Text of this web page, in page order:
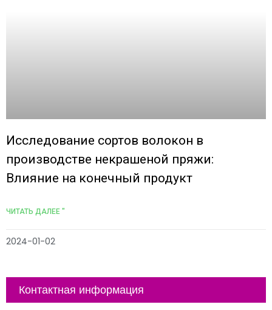
Исследование сортов волокон в
производстве некрашеной пряжи:
Влияние на конечный продукт
ЧИТАТЬ ДАЛЕЕ "
2024-01-02
Контактная информация